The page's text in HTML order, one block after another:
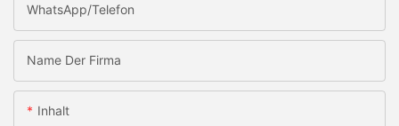
WhatsApp/Telefon
Name Der Firma
Inhalt